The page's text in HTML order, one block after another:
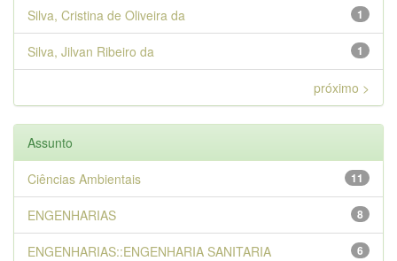
1
Silva, Cristina de Oliveira da
1
Silva, Jilvan Ribeiro da
próximo >
Assunto
11
Ciências Ambientais
8
ENGENHARIAS
6
ENGENHARIAS::ENGENHARIA SANITARIA